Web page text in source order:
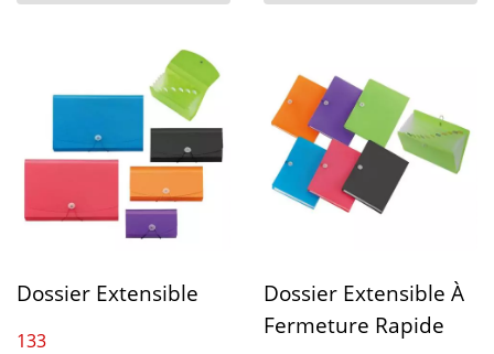
Dossier Extensible
133
Dossier Extensible À
Fermeture Rapide